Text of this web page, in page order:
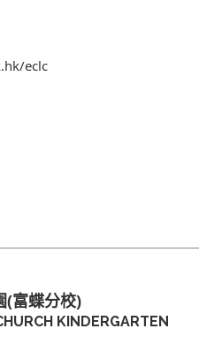
eclc
(富蝶分校)
KINDERGARTEN